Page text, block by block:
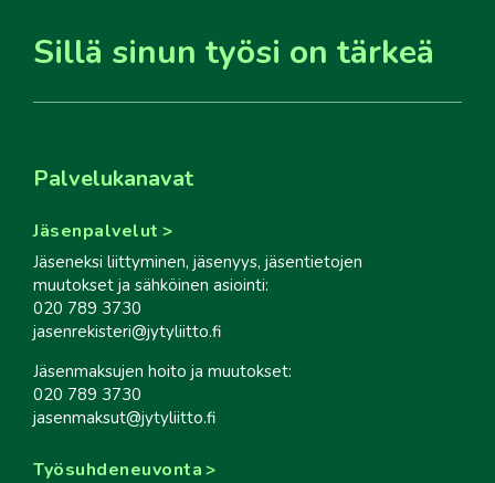
Sillä sinun työsi on tärkeä
Palvelukanavat
Jäsenpalvelut
Jäseneksi liittyminen, jäsenyys, jäsentietojen
muutokset ja sähköinen asiointi:
020 789 3730
jasenrekisteri@jytyliitto.fi
Jäsenmaksujen hoito ja muutokset:
020 789 3730
jasenmaksut@jytyliitto.fi
Työsuhdeneuvonta